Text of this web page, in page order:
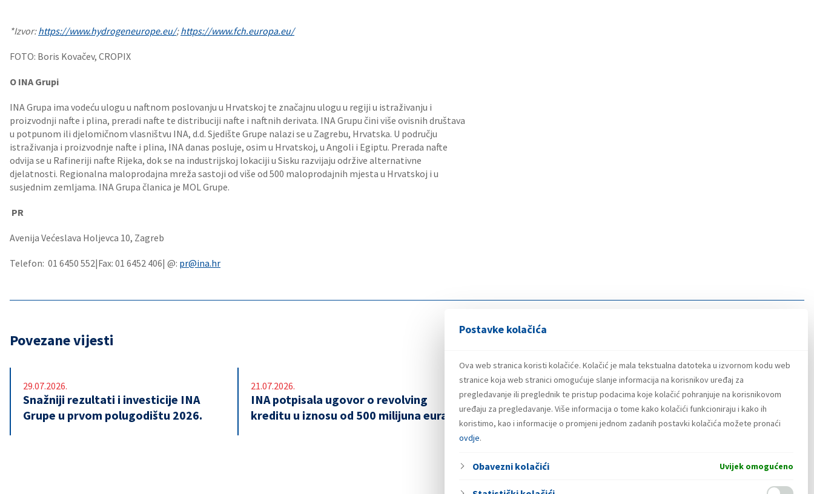
Postavke kolačića
Ova web stranica koristi kolačiće. Kolačić je mala tekstualna datoteka u izvornom kodu web
stranice koja web stranici omogućuje slanje informacija na korisnikov uređaj za
pregledavanje ili preglednik te pristup podacima koje kolačić pohranjuje na korisnikovom
uređaju za pregledavanje. Više informacija o tome kako kolačići funkcioniraju i kako ih
koristimo, kao i informacije o promjeni jednom zadanih postavki kolačića možete pronaći
ovdje.
Obavezni kolačići Uvijek omogućeno
*Izvor:https://www.hydrogeneurope.eu/;https://www.fch.europa.eu/
FOTO: Boris Kovačev, CROPIX
O INA Grupi
INA Grupa ima vodeću ulogu u naftnom poslovanju u Hrvatskoj te značajnu ulogu u regiji u istraživanju i
proizvodnji nafte i plina, preradi nafte te distribuciji nafte i naftnih derivata. INA Grupu čini više ovisnih društava
u potpunom ili djelomičnom vlasništvu INA, d.d. Sjedište Grupe nalazi se u Zagrebu, Hrvatska. U području
istraživanja i proizvodnje nafte i plina, INA danas posluje, osim u Hrvatskoj, u Angoli i Egiptu. Prerada nafte
odvija se u Rafineriji nafte Rijeka, dok se na industrijskoj lokaciji u Sisku razvijaju održive alternativne
djelatnosti. Regionalna maloprodajna mreža sastoji od više od 500 maloprodajnih mjesta u Hrvatskoj i u
susjednim zemljama. INA Grupa članica je MOL Grupe.
PR
Avenija Većeslava Holjevca 10, Zagreb
Telefon: 01 6450 552|Fax: 01 6452 406| @: pr@ina.hr
Povezane vijesti
29.07.2026.
Snažniji rezultati i investicije INA
Grupe u prvom polugodištu 2026.
21.07.2026.
INA potpisala ugovor o revolving
kreditu u iznosu od 500 milijuna eura